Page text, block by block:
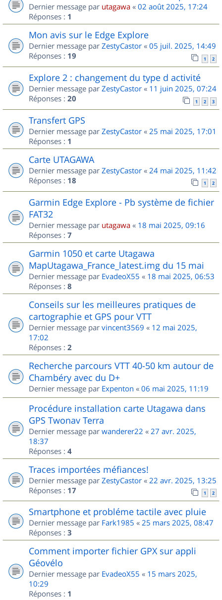
Dernier message par utagawa « 02 août 2025, 17:24
Réponses : 1
Mon avis sur le Edge Explore
Dernier message par ZestyCastor « 05 juil. 2025, 14:49
Réponses : 19 1 2
Explore 2 : changement du type d activité
Dernier message par ZestyCastor « 11 juin 2025, 07:24
Réponses : 20 1 2 3
Transfert GPS
Dernier message par ZestyCastor « 25 mai 2025, 17:01
Réponses : 1
Carte UTAGAWA
Dernier message par ZestyCastor « 24 mai 2025, 11:42
Réponses : 18 1 2
Garmin Edge Explore - Pb système de fichier
FAT32
Dernier message par utagawa « 18 mai 2025, 09:16
Réponses : 7
Garmin 1050 et carte Utagawa
MapUtagawa_France_latest.img du 15 mai
Dernier message par EvadeoX55 « 18 mai 2025, 06:53
Réponses : 8
Conseils sur les meilleures pratiques de
cartographie et GPS pour VTT
Dernier message par vincent3569 « 12 mai 2025,
17:02
Réponses : 2
Recherche parcours VTT 40-50 km autour de
Chambéry avec du D+
Dernier message par Expenton « 06 mai 2025, 11:19
Procédure installation carte Utagawa dans
GPS Twonav Terra
Dernier message par wanderer22 « 27 avr. 2025,
18:37
Réponses : 4
Traces importées méfiances!
Dernier message par ZestyCastor « 22 avr. 2025, 13:25
Réponses : 17 1 2
Smartphone et probléme tactile avec pluie
Dernier message par Fark1985 « 25 mars 2025, 08:47
Réponses : 3
Comment importer fichier GPX sur appli
Géovélo
Dernier message par EvadeoX55 « 15 mars 2025,
10:29
Réponses : 1